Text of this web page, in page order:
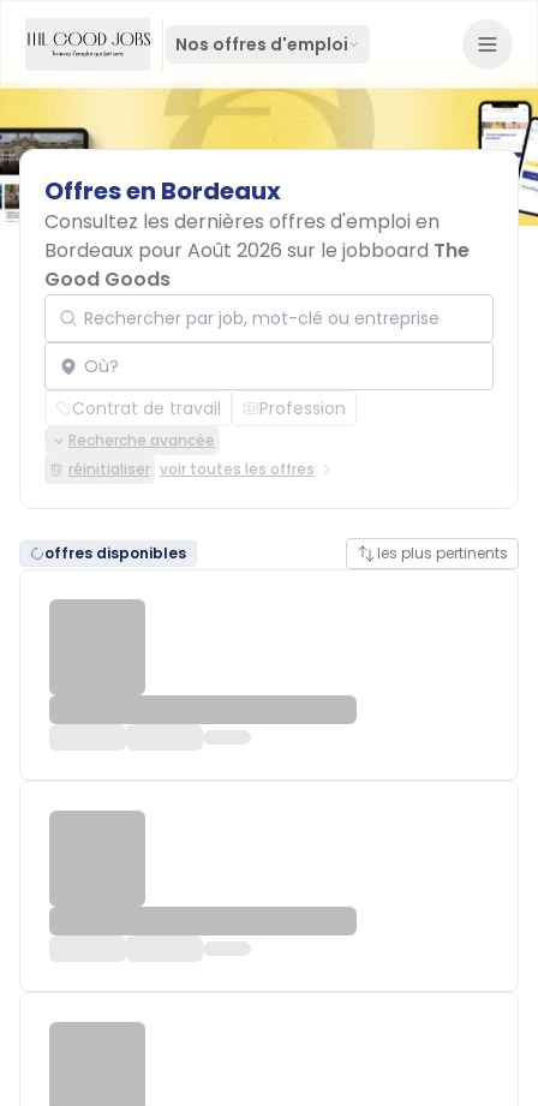
Nos offres d'emploi
Offresen Bordeaux
Consultez les dernières offres d'emploi en
Bordeaux pour Août 2026 sur le jobboard The
Good Goods
Rechercher par job, mot-clé ou entreprise
Localisation
Contrat de travail Profession
Recherche avancée
réinitialiser voir toutes les offres
offres disponibles les plus pertinents